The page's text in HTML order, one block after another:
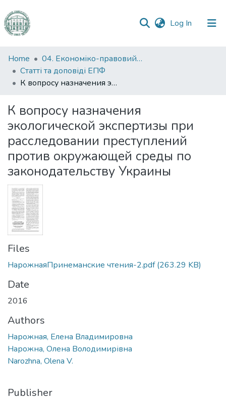
Log In (current)
Communities
&
Collections
Statistics
Home
04. Економіко-правовий факультет
Статті та доповіді ЕПФ
К вопросу назначения экологической экспертизы при расследовании преступлений против окружающей среды по законодательству Украины
К вопросу назначения
экологической экспертизы при
расследовании преступлений
против окружающей среды по
законодательству Украины
Files
НарожнаяПринеманские чтения-2.pdf(263.29 KB)
Date
2016
Authors
Нарожная, Елена Владимировна
Нарожна, Олена Володимирівна
Narozhna, Olena V.
Publisher